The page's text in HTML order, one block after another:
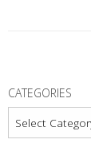
o
t
CATEGORIES
Categories